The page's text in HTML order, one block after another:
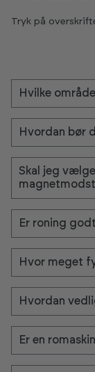
Tryk på
Hvilke
Hvordan bør
Skal jeg
Er roning
Hvor meget
Hvordan
Er en